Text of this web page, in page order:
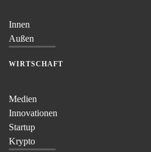
Innen
Außen
WIRTSCHAFT
Medien
Innovationen
Startup
Krypto